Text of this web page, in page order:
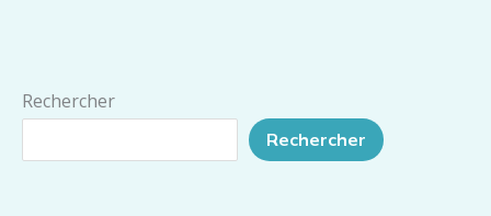
libération
Rechercher
Rechercher